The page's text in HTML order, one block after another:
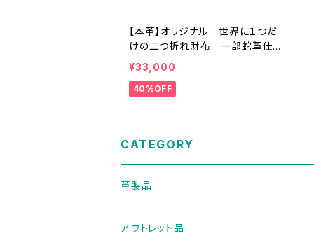
【本革】オリジナル 世界に１つだ
けの二つ折れ財布 一部蛇革仕
様
¥33,000
40%OFF
CATEGORY
革製品
財布・小銭入れ
アウトレット品